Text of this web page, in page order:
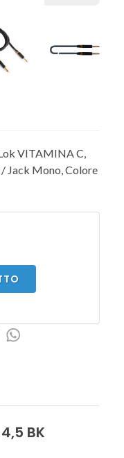
VITAMINA C,
Jack Mono, Colore
BK